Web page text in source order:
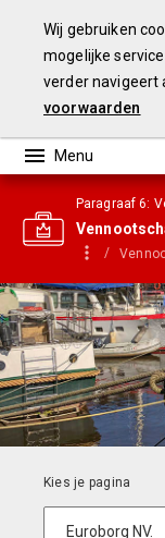
Paragraaf 6:
Wij gebruiken
mogelijke
verder navigeert
voorwaarden